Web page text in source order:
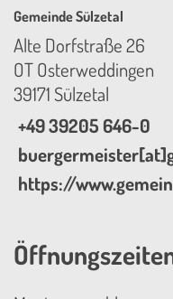
Gemeinde Sülzetal
Alte Dorfstraße 26
OT Osterweddingen
39171 Sülzetal
+49 39205 646-0
https://